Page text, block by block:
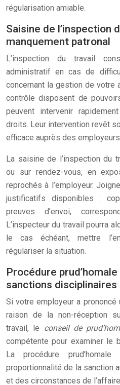
régularisation amiable.
Saisine de l’inspection
manquement patronal
L’inspection du travail
administratif en cas de
concernant la gestion de votre
contrôle disposent de
peuvent intervenir
droits. Leur intervention revêt
efficace auprès des
La saisine de l’inspection du
ou sur rendez-vous, en
reprochés à l’employeur.
justificatifs disponibles :
preuves d’envoi,
L’inspecteur du travail pourra
le cas échéant, mettre
régulariser la situation.
Procédure
sanctions disciplinaires
Si votre employeur a
raison de la non-réception
travail, le conseil de
compétente pour examiner le
La procédure
proportionnalité de la sanction
et des circonstances de